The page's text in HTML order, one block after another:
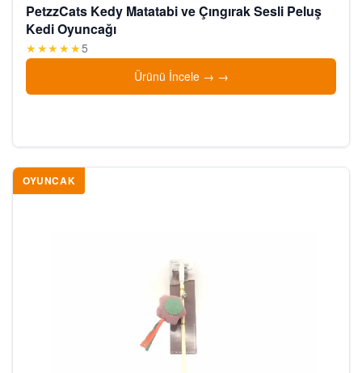
PetzzCats Kedy Matatabi ve Çıngırak Sesli Peluş
Kedi Oyuncağı
★★★★★5
Ürünü İncele →
OYUNCAK